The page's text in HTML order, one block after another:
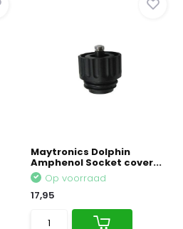
Maytronics Dolphin
Amphenol Socket cover...
Op voorraad
17,95